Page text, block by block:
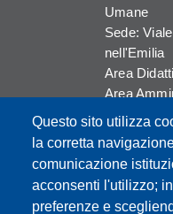
Questo sito utilizza
la corretta
comunicazione
acconsenti l'utilizzo;
preferenze e
Umane
Sede:
nell'Emilia
Area
Area
Segreteria:
Telefono: